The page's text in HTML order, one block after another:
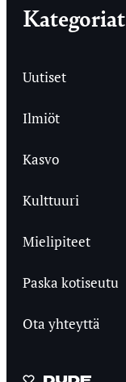
Kategoriat
Uutiset
Ilmiöt
Kasvo
Kulttuuri
Mielipiteet
Paska kotiseutu
Ota yhteyttä